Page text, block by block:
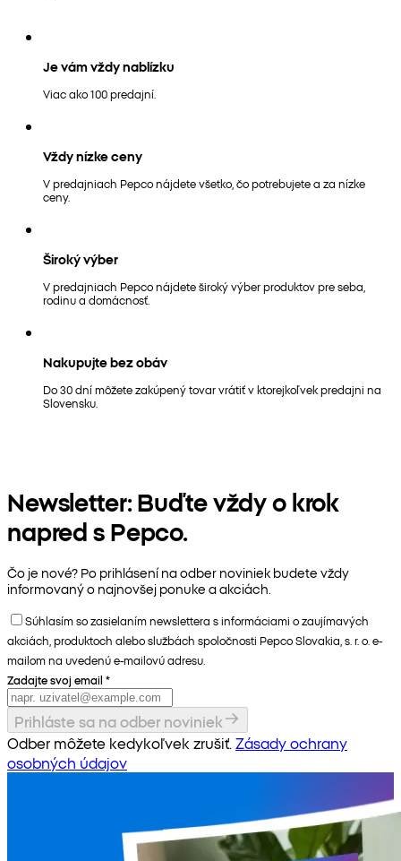
Je vám vždy nablízku
Viac ako 100 predajní.
Vždy nízke ceny
V predajniach Pepco nájdete všetko, čo potrebujete a za nízke
ceny.
Široký výber
V predajniach Pepco nájdete široký výber produktov pre seba,
rodinu a domácnosť.
Nakupujte bez obáv
Do 30 dní môžete zakúpený tovar vrátiť v ktorejkoľvek predajni na
Slovensku.
Newsletter: Buďte vždy o krok
napred s Pepco.
Čo je nové? Po prihlásení na odber noviniek budete vždy
informovaný o najnovšej ponuke a akciách.
Súhlasím so zasielaním newslettera s informáciami o zaujímavých
akciách, produktoch alebo službách spoločnosti Pepco Slovakia, s. r. o. e-
mailom na uvedenú e-mailovú adresu.
Zadajte svoj email *
Prihláste sa na odber noviniek
Odber môžete kedykoľvek zrušiť.Zásady ochrany
osobných údajov